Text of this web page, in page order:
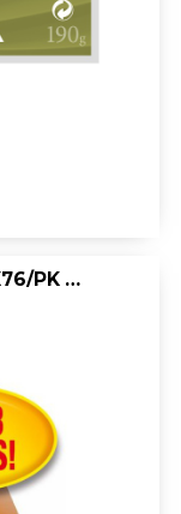
NOTITIEBLOK POST-IT NEON 76X76/PK 24X100